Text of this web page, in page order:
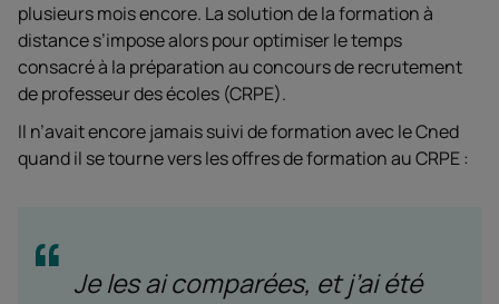
plusieurs mois encore. La solution de la formation à
distance s’impose alors pour optimiser le temps
consacré à la préparation au concours de recrutement
de professeur des écoles (CRPE).
Il n’avait encore jamais suivi de formation avec le Cned
quand il se tourne vers les offres de formation au CRPE :
Je les ai comparées, et j’ai été